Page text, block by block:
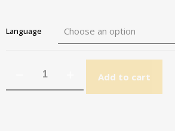
Language
Add to cart